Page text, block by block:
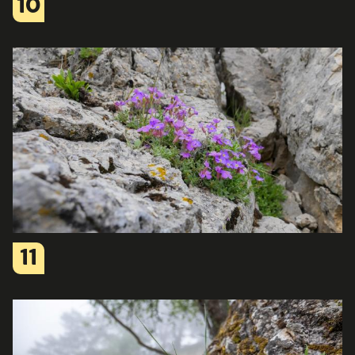
10
11